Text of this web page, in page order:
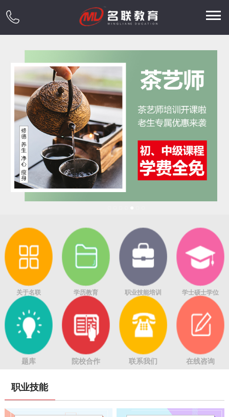
关于名联 学历教育 职业技能培训 学士硕士学位
题库 院校合作 联系我们 在线咨询
职业技能